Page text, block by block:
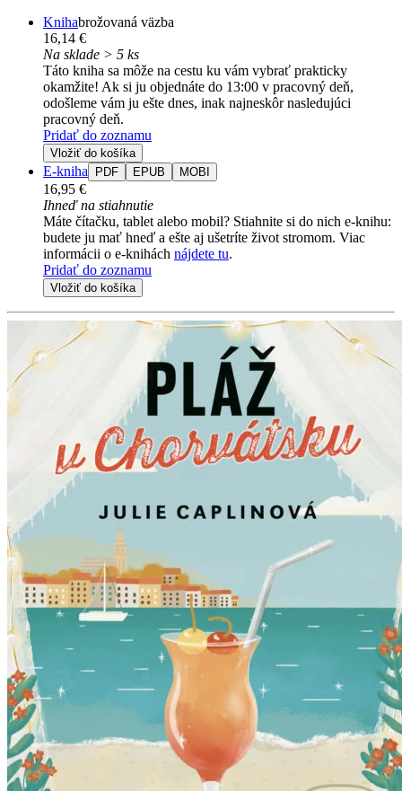
Knihabrožovaná väzba
16,14 €
Na sklade > 5 ks
Táto kniha sa môže na cestu ku vám vybrať prakticky
okamžite! Ak si ju objednáte do 13:00 v pracovný deň,
odošleme vám ju ešte dnes, inak najneskôr nasledujúci
pracovný deň.
Pridať do zoznamu
Vložiť do košíka
E-kniha PDF EPUB MOBI
16,95 €
Ihneď na stiahnutie
Máte čítačku, tablet alebo mobil? Stiahnite si do nich e-knihu:
budete ju mať hneď a ešte aj ušetríte život stromom. Viac
informácii o e-knihách nájdete tu.
Pridať do zoznamu
Vložiť do košíka